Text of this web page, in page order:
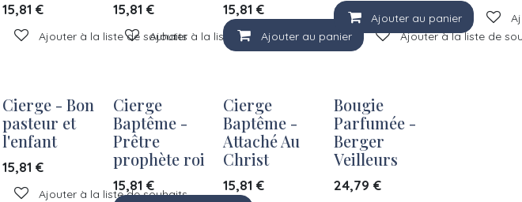
15,81 €
Ajouter à la liste de souhaits
15,81 €
Ajouter à la liste de souhaits
15,81 €
Ajouter au panier Ajouter à la liste de
Ajouter au panier
Cierge - Bon
pasteur et
l'enfant
15,81 €
Ajouter à la liste de souhaits
Cierge
Baptême -
Prêtre
prophète roi
15,81 €
Cierge
Baptême -
Attaché Au
Christ
15,81 €
Bougie
Parfumée -
Berger
Veilleurs
24,79 €